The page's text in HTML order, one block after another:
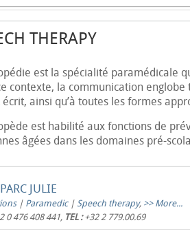
THERAPY
est la spécialité paramédicale
contexte, la communication
ainsi qu’à toutes les formes
est habilité aux fonctions de
âgées dans les domaines pré-
JULIE
| Paramedic| Speech therapy, >> More...
0 476 408 441, TEL :+32 2 779.00.69